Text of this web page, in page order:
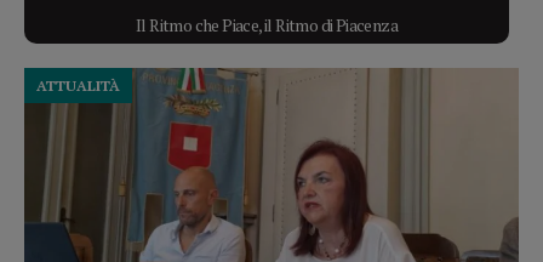
Il Ritmo che Piace, il Ritmo di Piacenza
ATTUALITÀ